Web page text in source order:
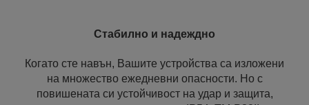
Стабилно и надеждно
Когато сте навън, Вашите устройства са изложени
на множество ежедневни опасности. Но с
повишената си устойчивост на удар и защита,